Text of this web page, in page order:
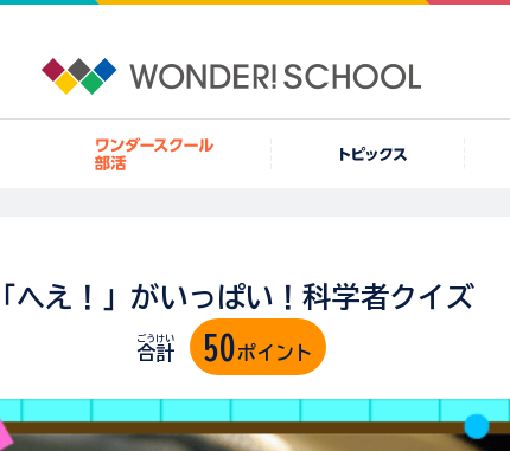
「へえ！」がいっぱい！科学者クイズ
合計
ごうけい 50ポイント